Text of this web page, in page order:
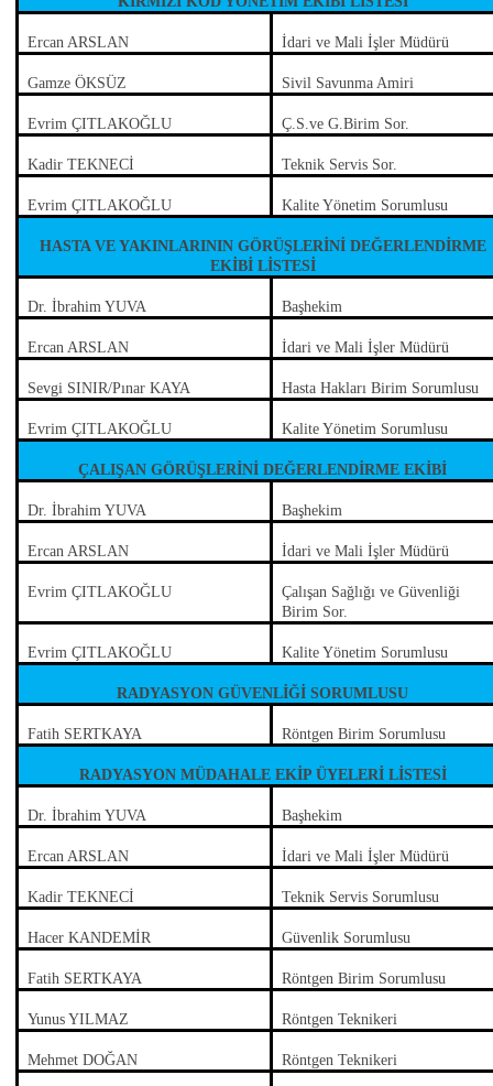
Ercan ARSLAN İdari ve Mali İşler Müdürü
Gamze ÖKSÜZ Sivil Savunma Amiri
Evrim ÇITLAKOĞLU Ç.S.ve G.Birim Sor.
Kadir TEKNECİ Teknik Servis Sor.
Evrim ÇITLAKOĞLU Kalite Yönetim Sorumlusu
HASTA VE YAKINLARININ GÖRÜŞLERİNİ DEĞERLENDİRME
EKİBİ LİSTESİ
Dr. İbrahim YUVA Başhekim
Ercan ARSLAN İdari ve Mali İşler Müdürü
Sevgi SINIR/Pınar KAYA Hasta Hakları Birim Sorumlusu
Evrim ÇITLAKOĞLU Kalite Yönetim Sorumlusu
ÇALIŞAN GÖRÜŞLERİNİ DEĞERLENDİRME EKİBİ
Dr. İbrahim YUVA Başhekim
Ercan ARSLAN İdari ve Mali İşler Müdürü
Evrim ÇITLAKOĞLU
Çalışan Sağlığı ve Güvenliği
Birim Sor.
Evrim ÇITLAKOĞLU Kalite Yönetim Sorumlusu
RADYASYON GÜVENLİĞİ SORUMLUSU
Fatih SERTKAYA Röntgen Birim Sorumlusu
RADYASYON MÜDAHALE EKİP ÜYELERİ LİSTESİ
Dr. İbrahim YUVA Başhekim
Ercan ARSLAN İdari ve Mali İşler Müdürü
Kadir TEKNECİ Teknik Servis Sorumlusu
Hacer KANDEMİR Güvenlik Sorumlusu
Fatih SERTKAYA Röntgen Birim Sorumlusu
Yunus YILMAZ Röntgen Teknikeri
Mehmet DOĞAN Röntgen Teknikeri